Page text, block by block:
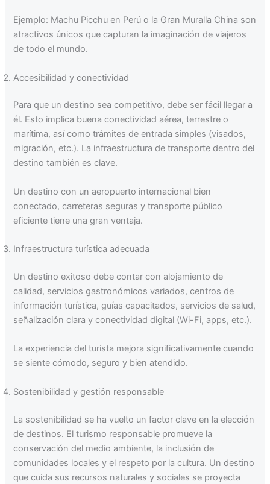
Ejemplo: Machu Picchu en Perú o la Gran Muralla China son
atractivos únicos que capturan la imaginación de viajeros
de todo el mundo.
Accesibilidad y conectividad
Para que un destino sea competitivo, debe ser fácil llegar a
él. Esto implica buena conectividad aérea, terrestre o
marítima, así como trámites de entrada simples (visados,
migración, etc.). La infraestructura de transporte dentro del
destino también es clave.
Un destino con un aeropuerto internacional bien
conectado, carreteras seguras y transporte público
eficiente tiene una gran ventaja.
Infraestructura turística adecuada
Un destino exitoso debe contar con alojamiento de
calidad, servicios gastronómicos variados, centros de
información turística, guías capacitados, servicios de salud,
señalización clara y conectividad digital (Wi-Fi, apps, etc.).
La experiencia del turista mejora significativamente cuando
se siente cómodo, seguro y bien atendido.
Sostenibilidad y gestión responsable
La sostenibilidad se ha vuelto un factor clave en la elección
de destinos. El turismo responsable promueve la
conservación del medio ambiente, la inclusión de
comunidades locales y el respeto por la cultura. Un destino
que cuida sus recursos naturales y sociales se proyecta